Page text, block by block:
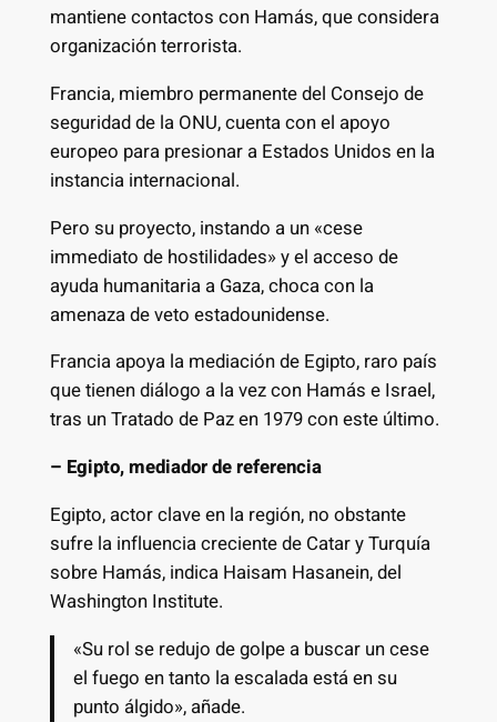
mantiene contactos con Hamás, que considera
organización terrorista.
Francia, miembro permanente del Consejo de
seguridad de la ONU, cuenta con el apoyo
europeo para presionar a Estados Unidos en la
instancia internacional.
Pero su proyecto, instando a un «cese
immediato de hostilidades» y el acceso de
ayuda humanitaria a Gaza, choca con la
amenaza de veto estadounidense.
Francia apoya la mediación de Egipto, raro país
que tienen diálogo a la vez con Hamás e Israel,
tras un Tratado de Paz en 1979 con este último.
– Egipto, mediador de referencia
Egipto, actor clave en la región, no obstante
sufre la influencia creciente de Catar y Turquía
sobre Hamás, indica Haisam Hasanein, del
Washington Institute.
«Su rol se redujo de golpe a buscar un cese
el fuego en tanto la escalada está en su
punto álgido», añade.